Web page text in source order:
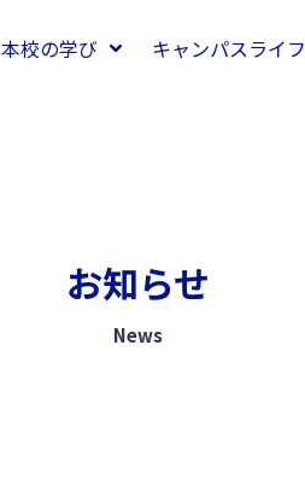
本校の学び キャンパスライフ
お知らせ
News